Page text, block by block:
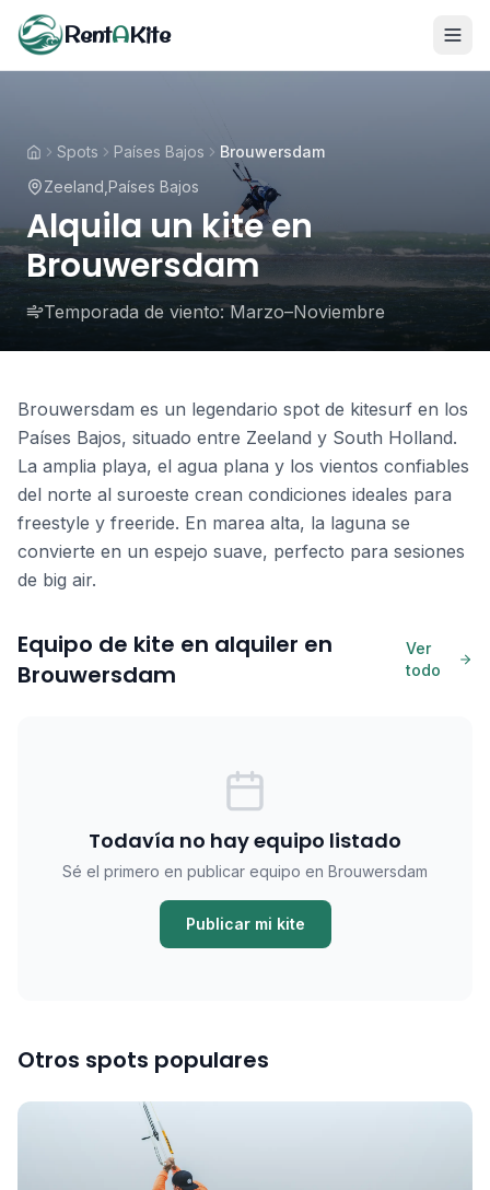
RentAKite
Spots Países Bajos
Brouwersdam
Zeeland Países Bajos
Alquila un kite en
Brouwersdam
Temporada de viento: Marzo–Noviembre
Brouwersdam es un legendario spot de kitesurf en los
Países Bajos, situado entre Zeeland y South Holland.
La amplia playa, el agua plana y los vientos confiables
del norte al suroeste crean condiciones ideales para
freestyle y freeride. En marea alta, la laguna se
convierte en un espejo suave, perfecto para sesiones
de big air.
Equipo de kite en alquiler en
Brouwersdam
Ver
todo
Todavía no hay equipo listado
Sé el primero en publicar equipo en Brouwersdam
Publicar mi kite
Otros spots populares